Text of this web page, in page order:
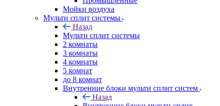
Мойки воздуха
Мульти сплит системы
Назад
Мульти сплит системы
2 комнаты
3 комнаты
4 комнаты
5 комнат
до 8 комнат
Внутренние блоки мульти сплит систем
Назад